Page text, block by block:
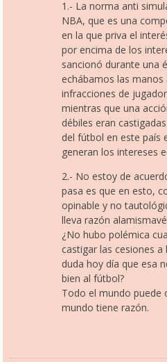
1.- La norma anti
NBA, que es una
en la que priva el
por encima de los
sancionó durante una
echábamos las manos
infracciones de
mientras que una
débiles eran
del fútbol en este país
generan los intereses
2.- No estoy de
pasa es que en esto,
opinable y no
lleva razón
¿No hubo polémica
castigar las cesiones a
duda hoy día que esa
bien al fútbol?
Todo el mundo puede
mundo tiene razón.